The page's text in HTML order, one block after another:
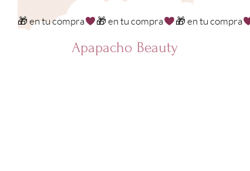
🎁 en tu compra
Apapacho Beauty